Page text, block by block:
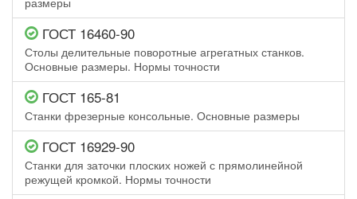
ГОСТ 16460-90
Столы делительные поворотные агрегатных станков.
Основные размеры. Нормы точности
ГОСТ 165-81
Станки фрезерные консольные. Основные размеры
ГОСТ 16929-90
Станки для заточки плоских ножей с прямолинейной
режущей кромкой. Нормы точности